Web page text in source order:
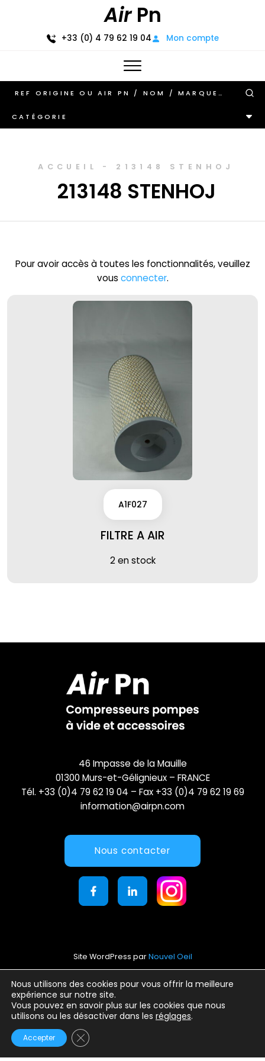
AirPn
+33 (0) 4 79 62 19 04 Mon compte
CATÉGORIE
ACCUEIL - 213148 STENHOJ
213148 STENHOJ
Pour avoir accès à toutes les fonctionnalités, veuillez
vous connecter.
A1F027
FILTRE A AIR
2 en stock
Nous utilisons des cookies pour vous offrir la meilleure
expérience sur notre site.
Vous pouvez en savoir plus sur les cookies que nous
utilisons ou les désactiver dans les réglages.
Accepter Fermer la bannière des cookies GDPR
46 Impasse de la Mauille
01300 Murs-et-Gélignieux – FRANCE
Tél. +33 (0)4 79 62 19 04 – Fax +33 (0)4 79 62 19 69
information@airpn.com
Nous contacter
Site WordPress parNouvel Oeil
Mentions légales
Conditions générales d’utilisation
Politique de confidentialité